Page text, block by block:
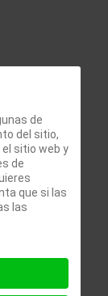
en
de
del sitio,
sitio web y
de
que si las
las